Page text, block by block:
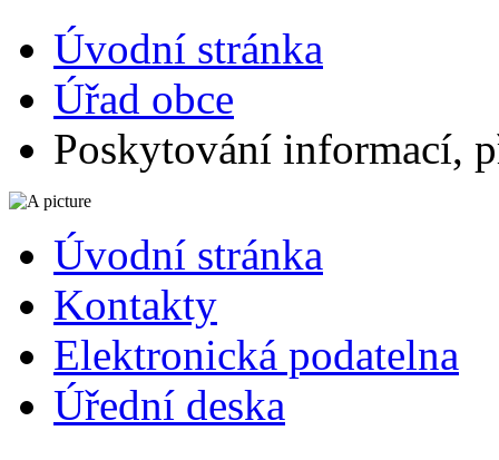
Úvodní stránka
Úřad obce
Poskytování informací,
Úvodní stránka
Kontakty
Elektronická podatelna
Úřední deska